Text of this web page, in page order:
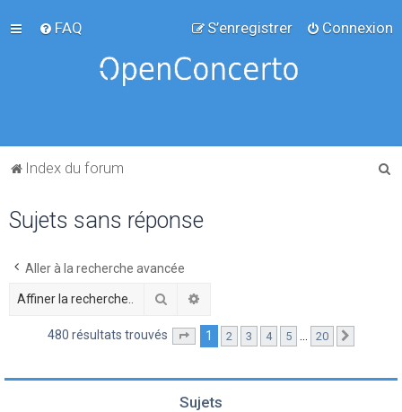
FAQ Connexion
S’enregistrer
Index du forum
Sujets sans réponse
Aller à la recherche avancée
Rechercher
480 résultats trouvés Page sur20
1 2 3 4 5 … 20
Sujets